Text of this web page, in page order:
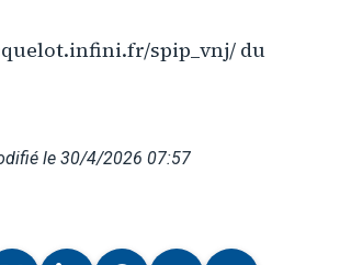
spip_vnj/ du
le 30/4/2026 07:57